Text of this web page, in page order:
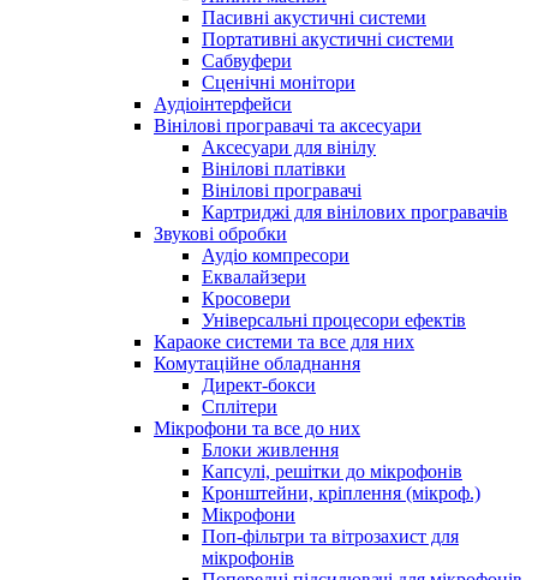
Пасивні акустичні системи
Портативні акустичні системи
Сабвуфери
Сценічні монітори
Аудіоінтерфейси
Вінілові програвачі та аксесуари
Аксесуари для вінілу
Вінілові платівки
Вінілові програвачі
Картриджі для вінілових програвачів
Звукові обробки
Аудіо компресори
Еквалайзери
Кросовери
Універсальні процесори ефектів
Караоке системи та все для них
Комутаційне обладнання
Директ-бокси
Сплітери
Мікрофони та все до них
Блоки живлення
Капсулі, решітки до мікрофонів
Кронштейни, кріплення (мікроф.)
Мікрофони
Поп-фільтри та вітрозахист для
мікрофонів